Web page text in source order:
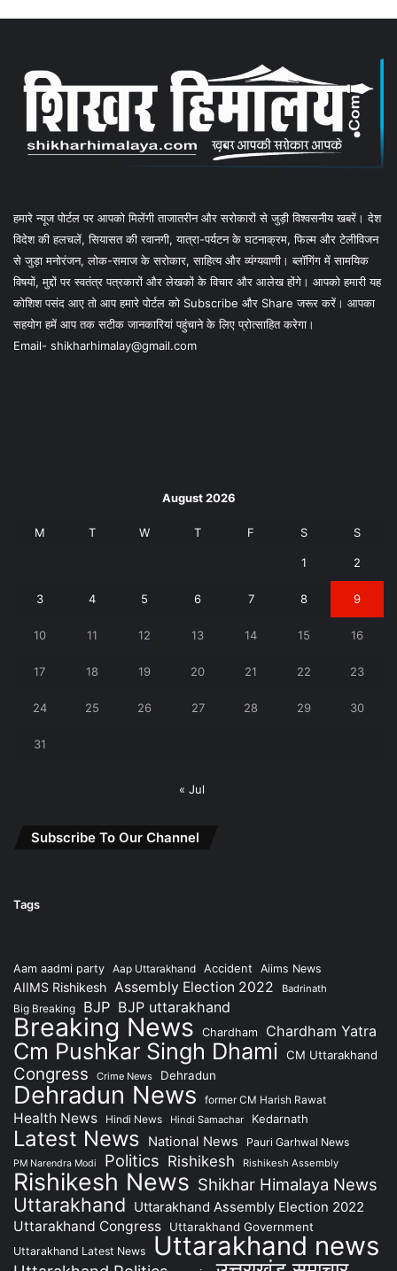
हमारे न्यूज पोर्टल पर आपको मिलेंगी ताजातरीन और सरोकारों से जुड़ी विश्वसनीय खबरें। देश
विदेश की हलचलें, सियासत की रवानगी, यात्रा-पर्यटन के घटनाक्रम, फिल्म और टेलीविजन
से जुड़ा मनोरंजन, लोक-समाज के सरोकार, साहित्य और व्यंग्यवाणी। ब्लॉगिंग में सामयिक
विषयों, मुद्दों पर स्वतंत्र पत्रकारों और लेखकों के विचार और आलेख होंगे। आपको हमारी यह
कोशिश पसंद आए तो आप हमारे पोर्टल को Subscribe और Share जरूर करें। आपका
सहयोग हमें आप तक सटीक जानकारियां पहुंचाने के लिए प्रोत्साहित करेगा।
Email- shikharhimalay@gmail.com
August 2026
M T W T F S S
1 2
3 4 5 6 7 8 9
10 11 12 13 14 15 16
17 18 19 20 21 22 23
24 25 26 27 28 29 30
31
« Jul
Subscribe To Our Channel
Tags
Aam aadmi party Aap Uttarakhand Accident Aiims News
AIIMS Rishikesh Assembly Election 2022 Badrinath
Big Breaking BJP BJP uttarakhand
Breaking News Chardham Chardham Yatra
Cm Pushkar Singh Dhami CM Uttarakhand
Congress Crime News Dehradun
Dehradun News former CM Harish Rawat
Health News Hindi News Hindi Samachar Kedarnath
Latest News National News Pauri Garhwal News
PM Narendra Modi Politics Rishikesh Rishikesh Assembly
Rishikesh News Shikhar Himalaya News
Uttarakhand Uttarakhand Assembly Election 2022
Uttarakhand Congress
Uttarakhand Government
Uttarakhand Latest News Uttarakhand news